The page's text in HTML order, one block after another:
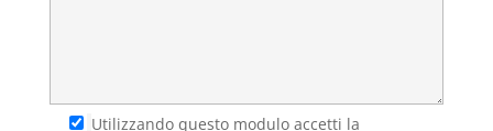
Utilizzando questo modulo accetti la